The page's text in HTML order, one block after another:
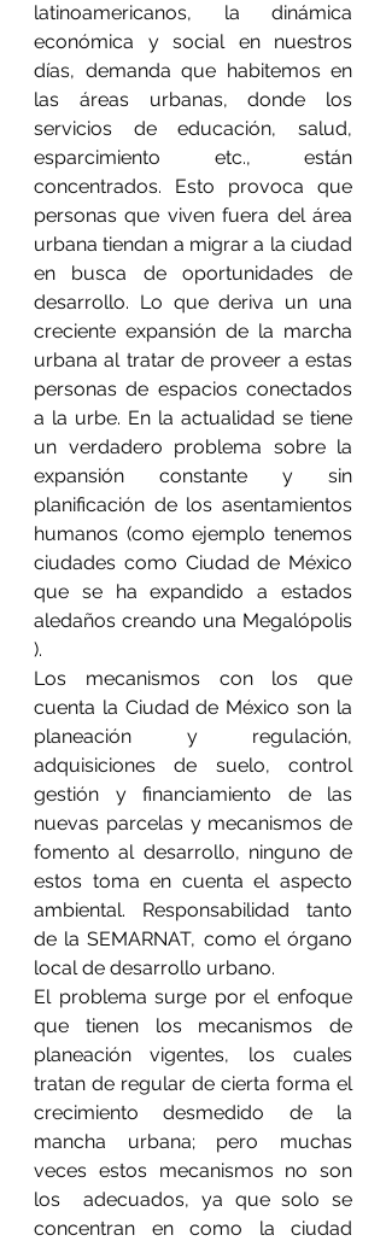
latinoamericanos, la dinámica
económica y social en nuestros
días, demanda que habitemos en
las áreas urbanas, donde los
servicios de educación, salud,
esparcimiento etc., están
concentrados. Esto provoca que
personas que viven fuera del área
urbana tiendan a migrar a la ciudad
en busca de oportunidades de
desarrollo. Lo que deriva un una
creciente expansión de la marcha
urbana al tratar de proveer a estas
personas de espacios conectados
a la urbe. En la actualidad se tiene
un verdadero problema sobre la
expansión constante y sin
planificación de los asentamientos
humanos (como ejemplo tenemos
ciudades como Ciudad de México
que se ha expandido a estados
aledaños creando una Megalópolis
).
Los mecanismos con los que
cuenta la Ciudad de México son la
planeación y regulación,
adquisiciones de suelo, control
gestión y financiamiento de las
nuevas parcelas y mecanismos de
fomento al desarrollo, ninguno de
estos toma en cuenta el aspecto
ambiental. Responsabilidad tanto
de la SEMARNAT, como el órgano
local de desarrollo urbano.
El problema surge por el enfoque
que tienen los mecanismos de
planeación vigentes, los cuales
tratan de regular de cierta forma el
crecimiento desmedido de la
mancha urbana; pero muchas
veces estos mecanismos no son
los  adecuados, ya que solo se
concentran en como la ciudad